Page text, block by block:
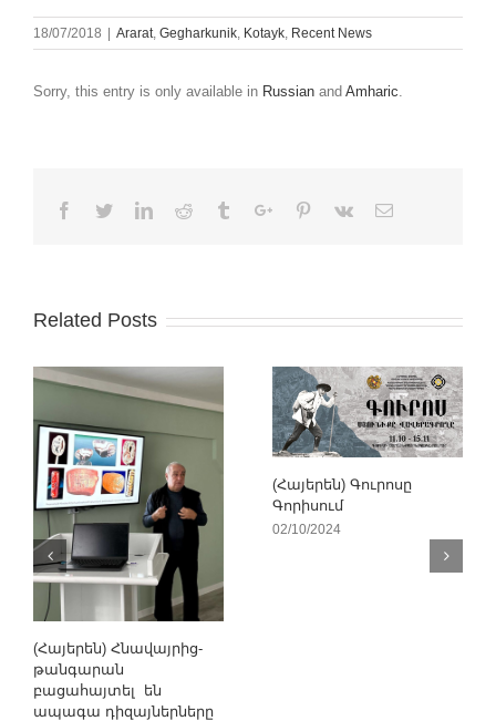
18/07/2018 Ararat, Gegharkunik, Kotayk, Recent News
Sorry, this entry is only available in Russian and Amharic.
Facebook
TwitterLinkedinReddit TumblrGoogle+Pinterest
Vk Email
Related Posts
(Հայերեն) Հնավայրից-
թանգարան
բացահայտել են
ապագա դիզայներները
(Հայերեն) Գուրոսը
Գորիսում
02/10/2024